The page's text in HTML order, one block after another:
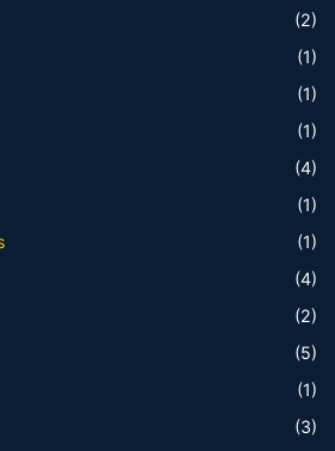
(2)
(1)
(1)
(1)
(4)
(1)
(1)
(4)
(2)
(5)
(1)
(3)